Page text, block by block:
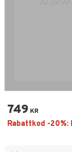
749 KR